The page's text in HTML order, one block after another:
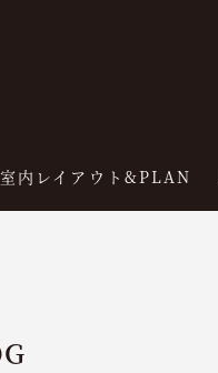
室内レイアウト&PLAN